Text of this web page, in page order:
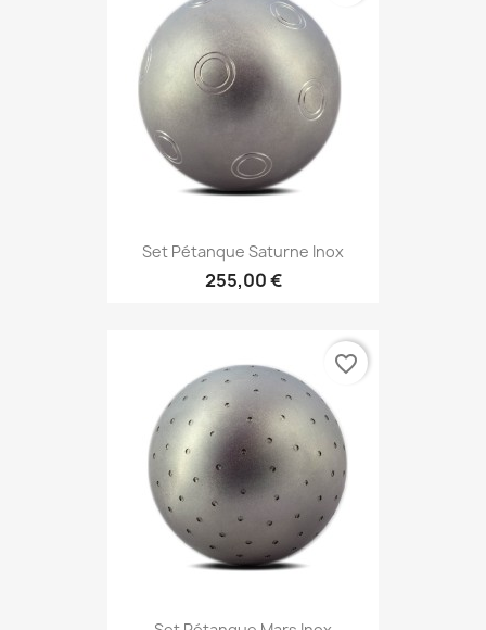
Set Pétanque Saturne Inox
255,00 €
favorite_border